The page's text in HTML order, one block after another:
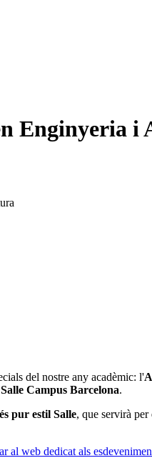
Enginyeria
del nostre any acadèmic: l'
Campus Barcelona.
pur estil Salle, que servirà
al web dedicat als